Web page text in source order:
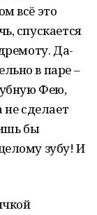
всё это
спускается
Да-
в паре –
Фею,
не сделает
бы
зубу! И